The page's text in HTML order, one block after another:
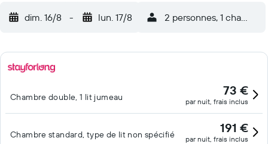
dim. 16/8 - lun. 17/8 2 personnes, 1 chambre
Chambre double, 1 lit jumeau 73 €
par nuit, frais inclus
Chambre standard, type de lit non spécifié 191 €
par nuit, frais inclus